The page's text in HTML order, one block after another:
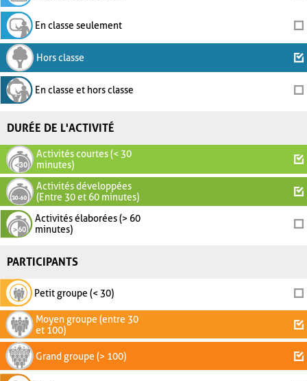
En classe seulement
Hors classe
En classe et hors classe
DURÉE DE L'ACTIVITÉ
Activités courtes (< 30
minutes)
Activités développées
(Entre 30 et 60 minutes)
Activités élaborées (> 60
minutes)
PARTICIPANTS
Petit groupe (< 30)
Moyen groupe (entre 30
et 100)
Grand groupe (> 100)